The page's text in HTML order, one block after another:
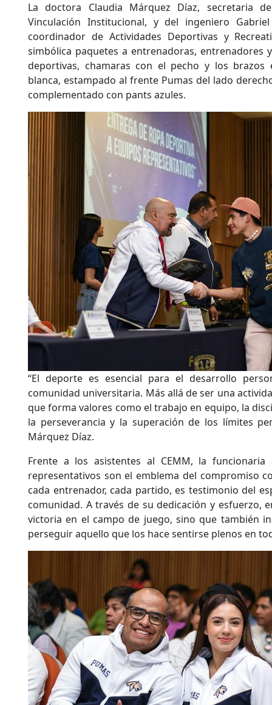
La doctora Claudia Márquez Díaz, secretaria
Vinculación Institucional, y del ingeniero
coordinador de Actividades Deportivas y
simbólica paquetes a entrenadoras, entrenadores
deportivas, chamaras con el pecho y los brazos
blanca, estampado al frente Pumas del lado
complementado con pants azules.
“El deporte es esencial para el desarrollo
comunidad universitaria. Más allá de ser una
que forma valores como el trabajo en equipo, la
la perseverancia y la superación de los límites
Márquez Díaz.
Frente a los asistentes al CEMM, la funcionaria
representativos son el emblema del compromiso
cada entrenador, cada partido, es testimonio del
comunidad. A través de su dedicación y esfuerzo,
victoria en el campo de juego, sino que también
perseguir aquello que los hace sentirse plenos en